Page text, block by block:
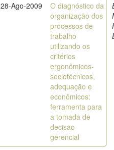
28-Ago-2009
O diagnóstico da
organização dos
processos de
trabalho
utilizando os
critérios
ergonômicos-
sociotécnicos,
adequação e
econômicos:
ferramenta para
a tomada de
decisão
gerencial